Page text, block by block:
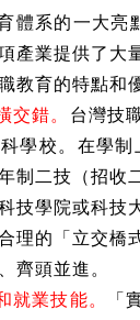
體系的一大
產業提供了大
教育的特點和
錯。 台灣技
學校。在學
制二技（招收
技學院或科技
理的「立交橋
齊頭並進。
業技能。
「